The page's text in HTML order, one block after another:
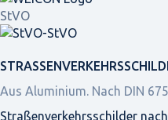
StVO
Aus Aluminium. Nach DIN
Straßen­verkehrs­schilder